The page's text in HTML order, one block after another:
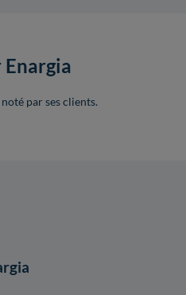
Enargia
par ses clients.